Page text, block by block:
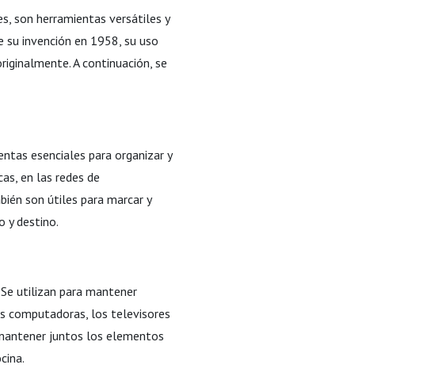
son herramientas versátiles y
su invención en 1958, su uso
A continuación, se
esenciales para organizar y
en las redes de
son útiles para marcar y
y destino.
utilizan para mantener
computadoras, los televisores
juntos los elementos